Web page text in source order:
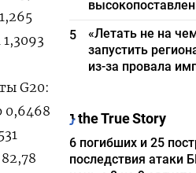
1,3093
G20:
0,6468
5
«Летать не на
запустить
из-за провала